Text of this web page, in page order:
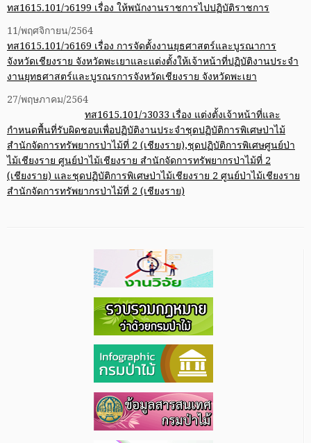
ทส1615.101/ว6199 เรื่อง ให้พนักงานราชการไปปฏิบัติราชการ
11/พฤศจิกายน/2564
ทส1615.101/ว6169 เรื่อง การจัดตั้งงานยุธศาสตร์และบูรณาการ
จังหวัดเชียงราย จังหวัดพะเยาและแต่งตั้งให้เจ้าหน้าที่ปฏิบัติงานประจำ
งานยุทธศาสตร์และบูรณรการจังหวัดเชียงราย จังหวัดพะเยา
27/พฤษภาคม/2564
ทส1615.101/ว3033 เรื่อง แต่งตั้งเจ้าหน้าที่และ
กำหนดพื้นที่รับผิดชอบเพื่อปฏิบัติงานประจำชุดปฏิบัติการพิเศษป่าไม้
สำนักจัดการทรัพยากรป่าไม้ที่ 2 (เชียงราย),ชุดปฏิบัติการพิเศษศูนย์ป่า
ไม้เชียงราย ศูนย์ป่าไม้เชียงราย สำนักจัดการทรัพยากรป่าไม้ที่ 2
(เชียงราย) และชุดปฏิบัติการพิเศษป่าไม้เชียงราย 2 ศูนย์ป่าไม้เชียงราย
สำนักจัดการทรัพยากรป่าไม้ที่ 2 (เชียงราย)